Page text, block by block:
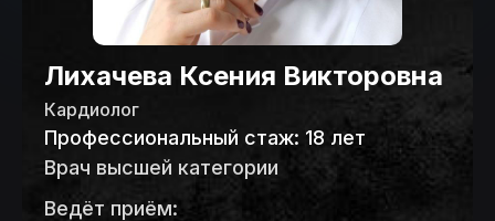
Лихачева Ксения Викторовна
Кардиолог
Профессиональный стаж: 18 лет
Врач высшей категории
Ведёт приём: